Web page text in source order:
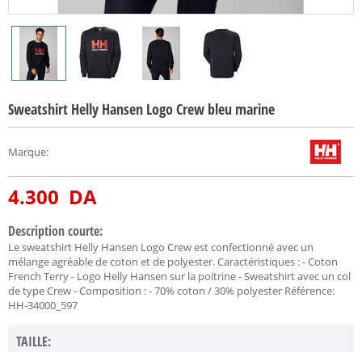
Sweatshirt Helly Hansen Logo Crew bleu marine
Marque:
4.300 DA
Description courte:
Le sweatshirt Helly Hansen Logo Crew est confectionné avec un
mélange agréable de coton et de polyester. Caractéristiques : - Coton
French Terry - Logo Helly Hansen sur la poitrine - Sweatshirt avec un col
de type Crew - Composition : - 70% coton / 30% polyester Référence:
HH-34000_597
TAILLE: